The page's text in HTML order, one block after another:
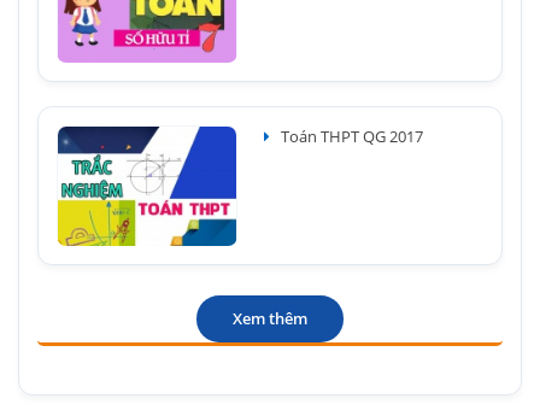
Toán THPT QG 2017
Xem thêm